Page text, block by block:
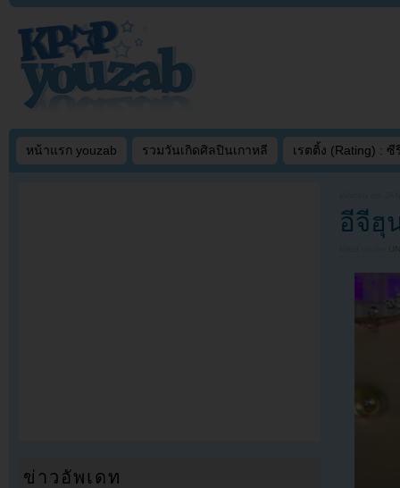
หน้าแรก youzab รวมวันเกิดศิลปินเกาหลี เรตติ้ง (Rating) : ซี
อีจีฮุ
ข่าวอัพเดท